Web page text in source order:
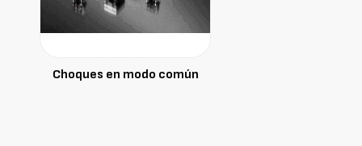
Choques en modo común